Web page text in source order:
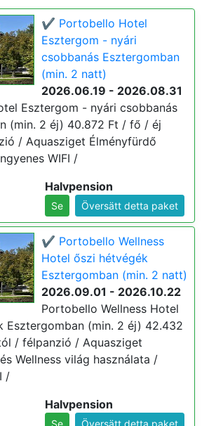
✔️ Portobello Hotel
Esztergom - nyári
csobbanás Esztergomban
(min. 2 natt)
2026.06.19 - 2026.08.31
Esztergom - nyári csobbanás
(min. 2 éj) 40.872 Ft / fő / éj
/ Aquasziget Élményfürdő
WIFI /
Halvpension
Se Översätt detta paket
✔️ Portobello Wellness
Hotel őszi hétvégék
Esztergomban (min. 2 natt)
2026.09.01 - 2026.10.22
Portobello Wellness Hotel
Esztergomban (min. 2 éj) 42.432
/ félpanzió / Aquasziget
Wellness világ használata /
/
Halvpension
Se Översätt detta paket